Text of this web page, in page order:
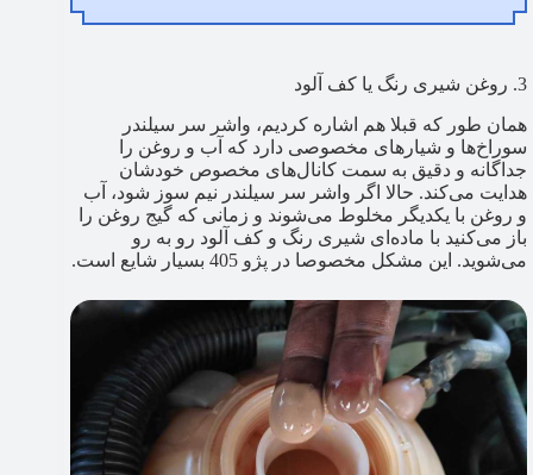
3. روغن شیری رنگ یا کف آلود
همان طور که قبلا هم اشاره کردیم، واشر سر سیلندر
سوراخ‌ها و شیارهای مخصوصی دارد که آب و روغن را
جداگانه و دقیق به سمت کانال‌های مخصوص خودشان
هدایت می‌کند. حالا اگر واشر سر سیلندر نیم سوز شود، آب
و روغن با یکدیگر مخلوط می‌شوند و زمانی که گیج روغن را
باز می‌کنید با ماده‌ای شیری رنگ و کف آلود رو به رو
می‌شوید. این مشکل مخصوصا در پژو 405 بسیار شایع است.